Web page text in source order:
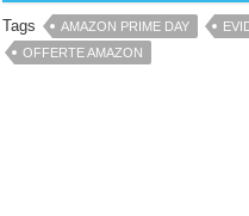
Tags AMAZON PRIME DAY
OFFERTE AMAZON